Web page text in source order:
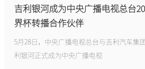
吉利银河成为中央广播电视总台
界杯转播合作伙伴
5月28日，中央广播电视总台与吉利汽车集
利银河正式成为中央广播电视